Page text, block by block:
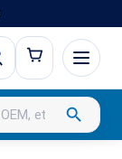
search